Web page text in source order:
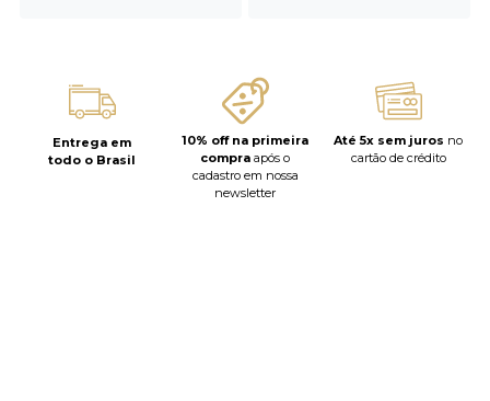
Entrega em
todo o Brasil
10% off na primeira
compra após o
cadastro em nossa
newsletter
Até 5x sem juros no
cartão de crédito